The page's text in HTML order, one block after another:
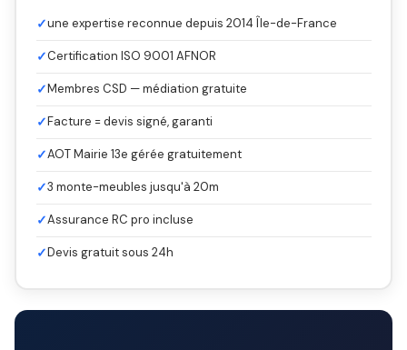
✓une expertise reconnue depuis 2014 Île-de-France
✓Certification ISO 9001 AFNOR
✓Membres CSD — médiation gratuite
✓Facture = devis signé, garanti
✓AOT Mairie 13e gérée gratuitement
✓3 monte-meubles jusqu'à 20m
✓Assurance RC pro incluse
✓Devis gratuit sous 24h